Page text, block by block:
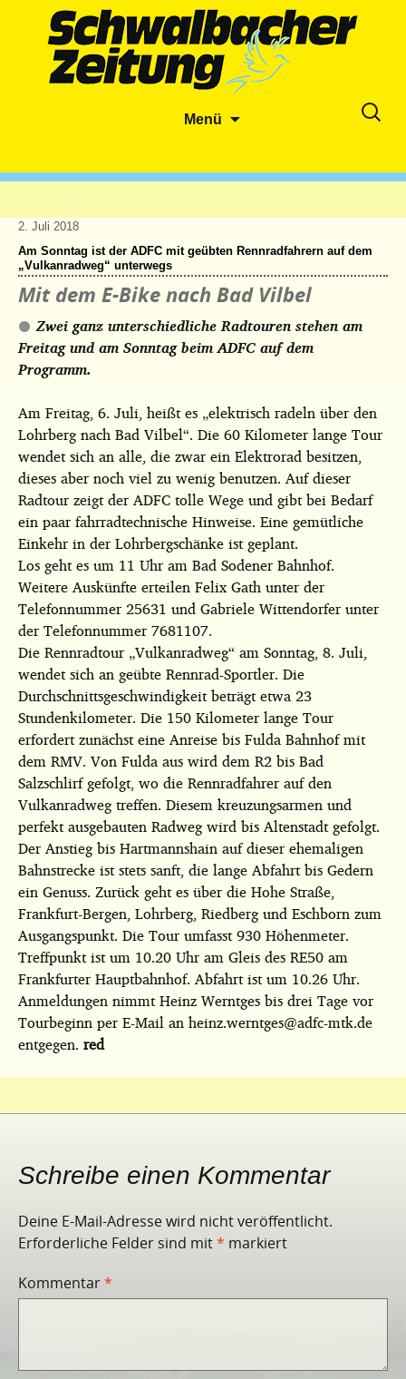
Menü
Suche
2. Juli 2018
Am Sonntag ist der ADFC mit geübten Rennradfahrern auf dem
„Vulkanradweg“ unterwegs
Mit dem E-Bike nach Bad Vilbel
Zwei ganz unterschiedliche Radtouren stehen am
Freitag und am Sonntag beim ADFC auf dem
Programm.
Am Freitag, 6. Juli, heißt es „elektrisch radeln über den
Lohrberg nach Bad Vilbel“. Die 60 Kilometer lange Tour
wendet sich an alle, die zwar ein Elektrorad besitzen,
dieses aber noch viel zu wenig benutzen. Auf dieser
Radtour zeigt der ADFC tolle Wege und gibt bei Bedarf
ein paar fahrradtechnische Hinweise. Eine gemütliche
Einkehr in der Lohrbergschänke ist geplant.
Los geht es um 11 Uhr am Bad Sodener Bahnhof.
Weitere Auskünfte erteilen Felix Gath unter der
Telefonnummer 25631 und Gabriele Wittendorfer unter
der Telefonnummer 7681107.
Die Rennradtour „Vulkanradweg“ am Sonntag, 8. Juli,
wendet sich an geübte Rennrad-Sportler. Die
Durchschnittsgeschwindigkeit beträgt etwa 23
Stundenkilometer. Die 150 Kilometer lange Tour
erfordert zunächst eine Anreise bis Fulda Bahnhof mit
dem RMV. Von Fulda aus wird dem R2 bis Bad
Salzschlirf gefolgt, wo die Rennradfahrer auf den
Vulkanradweg treffen. Diesem kreuzungsarmen und
perfekt ausgebauten Radweg wird bis Altenstadt gefolgt.
Der Anstieg bis Hartmannshain auf dieser ehemaligen
Bahnstrecke ist stets sanft, die lange Abfahrt bis Gedern
ein Genuss. Zurück geht es über die Hohe Straße,
Frankfurt-Bergen, Lohrberg, Riedberg und Eschborn zum
Ausgangspunkt. Die Tour umfasst 930 Höhenmeter.
Treffpunkt ist um 10.20 Uhr am Gleis des RE50 am
Frankfurter Hauptbahnhof. Abfahrt ist um 10.26 Uhr.
Anmeldungen nimmt Heinz Werntges bis drei Tage vor
Tourbeginn per E-Mail an heinz.werntges@adfc-mtk.de
entgegen. red
Schreibe einen Kommentar
Deine E-Mail-Adresse wird nicht veröffentlicht.
Erforderliche Felder sind mit* markiert
Kommentar*